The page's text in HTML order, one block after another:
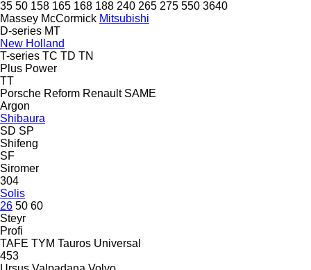
35 50 158 165 168 188 240 265 275 550 3640
Massey McCormick Mitsubishi
D-series MT
New Holland
T-series TC TD TN
Plus Power
TT
Porsche Reform Renault SAME
Argon
Shibaura
SD SP
Shifeng
SF
Siromer
304
Solis
26 50 60
Steyr
Profi
TAFE TYM Tauros Universal
453